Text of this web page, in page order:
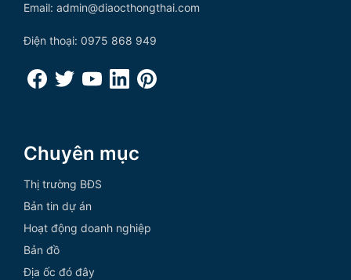
Email: admin@diaocthongthai.com
Điện thoại: 0975 868 949
Chuyên mục
Thị trường BĐS
Bản tin dự án
Hoạt động doanh nghiệp
Bản đồ
Địa ốc đó đây